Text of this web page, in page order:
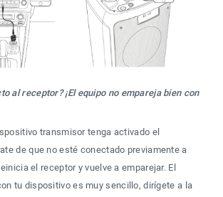
al receptor? ¡El equipo no empareja bien con
de que no esté conectado previamente a
el receptor y vuelve a emparejar. El
tu dispositivo es muy sencillo, dirígete a la